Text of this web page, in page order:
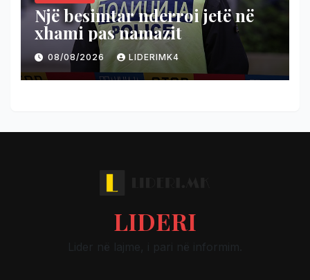
Një besimtar nderroi jetë në
xhami pas namazit
08/08/2026 LIDERIMK4
LIDERI
Lider në lajme, i pari në informim.